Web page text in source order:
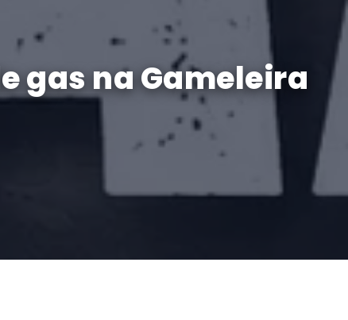
gas na Gameleira